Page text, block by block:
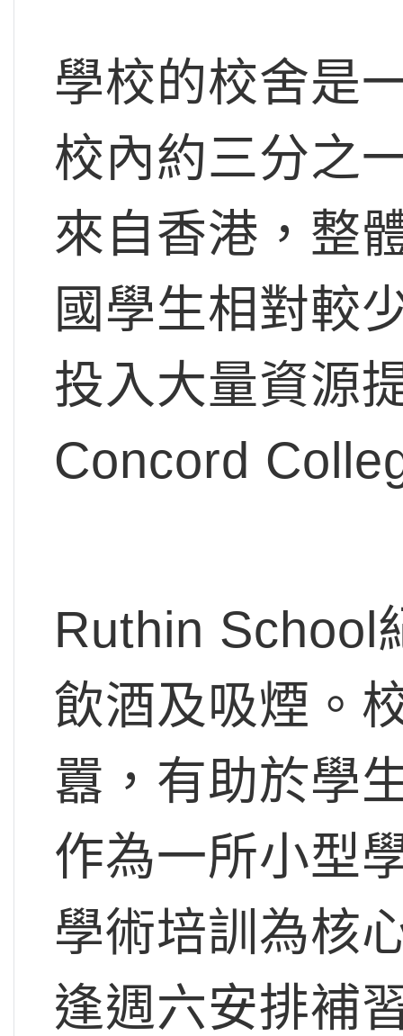
學校的校舍是
校內約三分之
來自香港，整
國學生相對較
投入大量資源
Concord
Ruthin School
飲酒及吸煙。
囂，有助於學
作為一所小型
學術培訓為核
逢週六安排補